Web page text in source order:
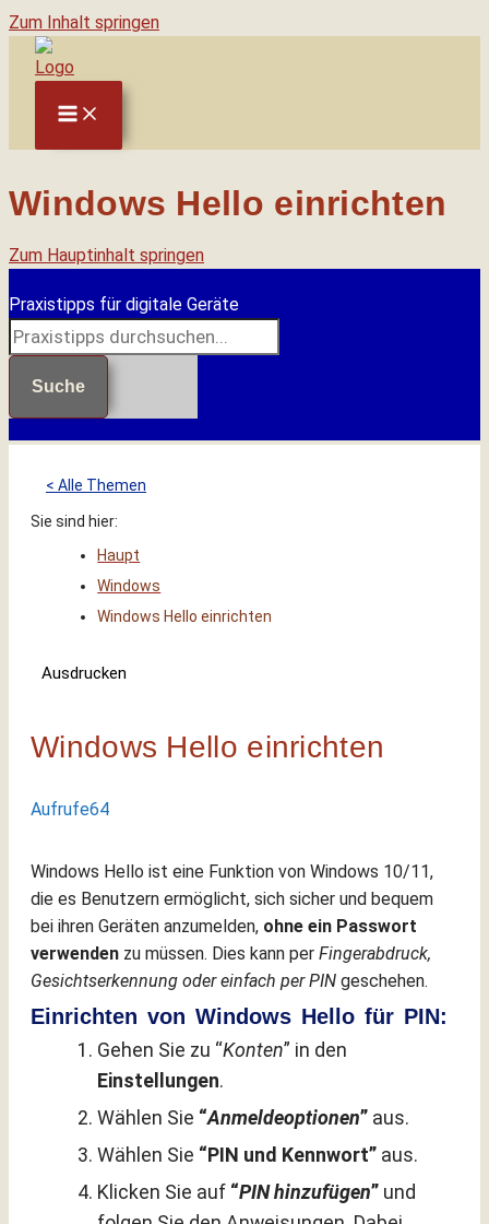
Zum Inhalt springen
Windows Hello einrichten
Zum Hauptinhalt springen
Praxistipps für digitale Geräte
Suche
< Alle Themen
Sie sind hier:
Haupt
Windows
Windows Hello einrichten
Ausdrucken
Windows Hello einrichten
Aufrufe64
Windows Hello ist eine Funktion von Windows 10/11,
die es Benutzern ermöglicht, sich sicher und bequem
bei ihren Geräten anzumelden, ohne ein Passwort
verwenden zu müssen. Dies kann per Fingerabdruck,
Gesichtserkennung oder einfach per PIN geschehen.
Einrichten von Windows Hello für PIN:
Gehen Sie zu “Konten” in den
Einstellungen.
Wählen Sie “Anmeldeoptionen” aus.
Wählen Sie “PIN und Kennwort” aus.
Klicken Sie auf “PIN hinzufügen” und